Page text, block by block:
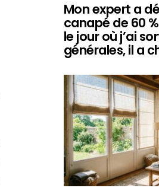
Mon expert a
canapé de 60
le jour où j’ai
générales, il a